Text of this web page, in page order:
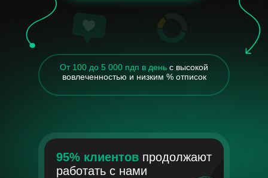
От 100 до 5 000 пдп в день с высокой
вовлеченностью и низким % отписок
95% клиентов продолжают
работать с нами